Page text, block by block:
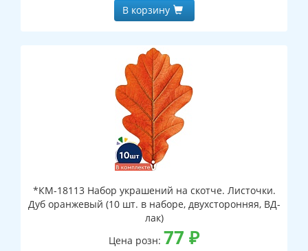
В корзину
*КМ-18113 Набор украшений на скотче. Листочки.
Дуб оранжевый (10 шт. в наборе, двухсторонняя, ВД-
лак)
Цена розн: 77 ₽